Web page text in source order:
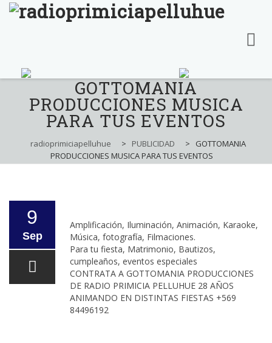
content
GOTTOMANIA
PRODUCCIONES MUSICA
PARA TUS EVENTOS
radioprimiciapelluhue > PUBLICIDAD >
GOTTOMANIA
PRODUCCIONES MUSICA PARA TUS EVENTOS
9
Sep
Amplificación, Iluminación, Animación, Karaoke,
Música, fotografía, Filmaciones.
Para tu fiesta, Matrimonio, Bautizos,
cumpleaños, eventos especiales
CONTRATA A GOTTOMANIA PRODUCCIONES
DE RADIO PRIMICIA PELLUHUE 28 AÑOS
ANIMANDO EN DISTINTAS FIESTAS +569
84496192